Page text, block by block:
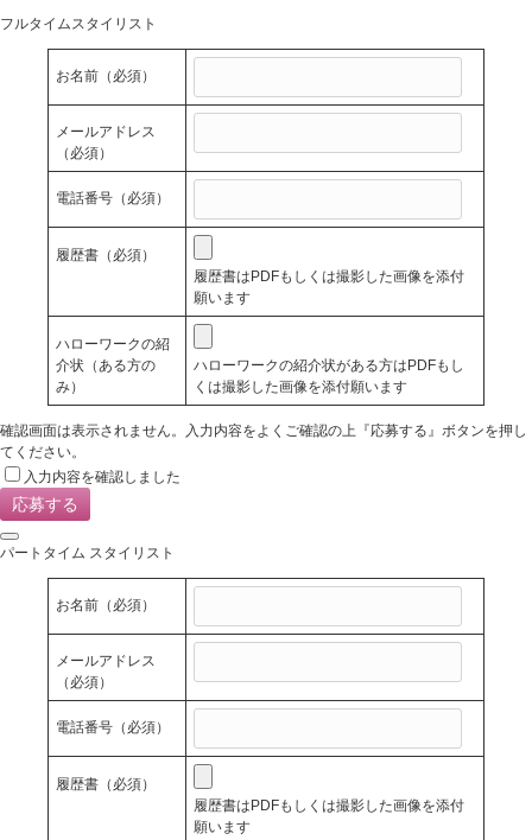
フルタイムスタイリスト
お名前 （必須）
メールアドレス
（必須）
電話番号 （必須）
履歴書 （必須）
履歴書はPDFもしくは撮影した画像を添付
願います
ハローワークの紹
介状（ある方の
み）
ハローワークの紹介状がある方はPDFもし
くは撮影した画像を添付願います
確認画面は表示されません。入力内容をよくご確認の上『応募する』ボタンを押し
てください。
入力内容を確認しました
パートタイム スタイリスト
お名前 （必須）
メールアドレス
（必須）
電話番号 （必須）
履歴書 （必須）
履歴書はPDFもしくは撮影した画像を添付
願います